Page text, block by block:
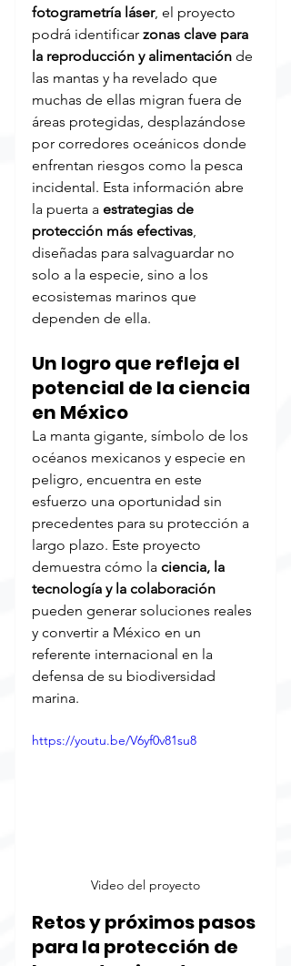
fotogrametría láser, el proyecto
podrá identificar zonas clave para
la reproducción y alimentación de
las mantas y ha revelado que
muchas de ellas migran fuera de
áreas protegidas, desplazándose
por corredores oceánicos donde
enfrentan riesgos como la pesca
incidental. Esta información abre
la puerta a estrategias de
protección más efectivas,
diseñadas para salvaguardar no
solo a la especie, sino a los
ecosistemas marinos que
dependen de ella.
Un logro que refleja el
potencial de la ciencia
en México
La manta gigante, símbolo de los
océanos mexicanos y especie en
peligro, encuentra en este
esfuerzo una oportunidad sin
precedentes para su protección a
largo plazo. Este proyecto
demuestra cómo la ciencia, la
tecnología y la colaboración
pueden generar soluciones reales
y convertir a México en un
referente internacional en la
defensa de su biodiversidad
marina.
https://youtu.be/V6yf0v81su8
Video del proyecto
Retos y próximos pasos
para la protección de